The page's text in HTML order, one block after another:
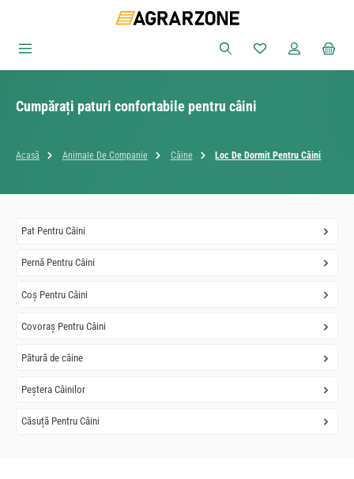
Sari la conținutul principal
Aveți 0 articole
Cumpărați paturi confortabile pentru câini
Acasă Animale De Companie Câine Loc De Dormit Pentru Câini
Pat Pentru Câini
Pernă Pentru Câini
Coș Pentru Câini
Covoraș Pentru Câini
Pătură de câine
Peștera Câinilor
Căsuță Pentru Câini